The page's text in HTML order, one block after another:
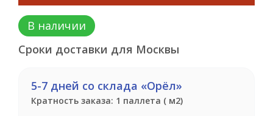
В наличии
Сроки доставки для Москвы
5-7 дней со склада «Орёл»
Кратность заказа: 1 паллета ( м2)